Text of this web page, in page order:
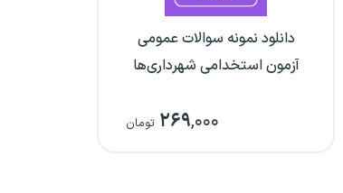
دانلود نمونه سوالات عمومی
آزمون استخدامی شهرداری‌ها
۲۶۹,۰۰۰ تومان